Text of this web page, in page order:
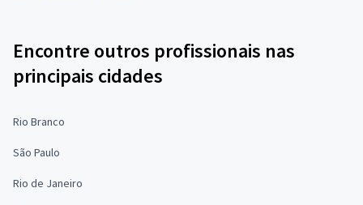
Encontre outros profissionais nas
principais cidades
Rio Branco
São Paulo
Rio de Janeiro